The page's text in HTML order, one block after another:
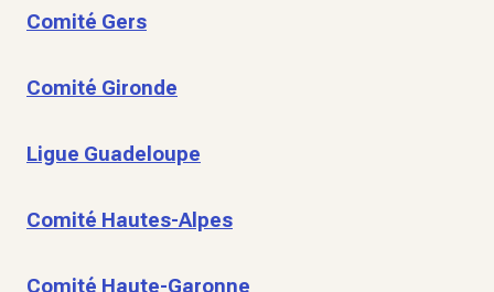
Comité Gers
Comité Gironde
Ligue Guadeloupe
Comité Hautes-Alpes
Comité Haute-Garonne